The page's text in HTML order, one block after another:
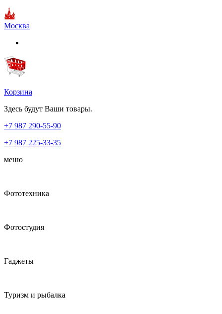
Москва
Корзина
Здесь будут Ваши товары.
+7 987 290-55-90
+7 987 225-33-35
меню
Фототехника
Фотостудия
Гаджеты
Туризм и рыбалка